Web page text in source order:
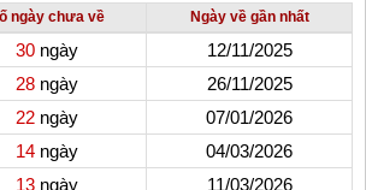
ngày chưa về Ngày về gần nhất
30 ngày
12/11/2025
28 ngày
26/11/2025
22 ngày
07/01/2026
14 ngày
04/03/2026
13 ngày
11/03/2026